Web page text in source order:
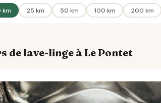
km 25 km 50 km 100 km 200 km
de lave-linge à Le Pontet